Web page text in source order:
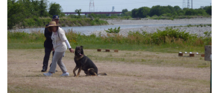
受付 9:00～17:00(土日祝休み)
メールでお問い合わせ